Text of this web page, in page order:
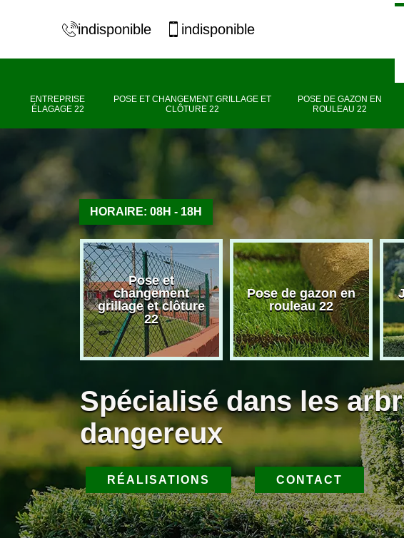
indisponible indisponible
ENTREPRISE
ÉLAGAGE 22
POSE ET CHANGEMENT GRILLAGE ET
CLÔTURE 22
POSE DE GAZON EN
ROULEAU 22
HORAIRE: 08H - 18H
Pose et
changement
grillage et clôture
22
Pose de gazon en
rouleau 22
Spécialisé dans les
dangereux
RÉALISATIONS CONTACT